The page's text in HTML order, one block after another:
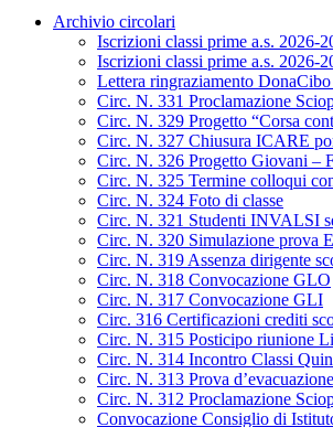
Archivio circolari
Iscrizioni classi prime a.s. 2026-
Iscrizioni classi prime a.s. 2026-
Lettera ringraziamento
Circ. N. 331 Proclamazione
Circ. N. 329 Progetto “Corsa
Circ. N. 327 Chiusura ICARE
Circ. N. 326 Progetto Giovani –
Circ. N. 325 Termine colloqui
Circ. N. 324 Foto di classe
Circ. N. 321 Studenti INVALSI
Circ. N. 320 Simulazione prova
Circ. N. 319 Assenza dirigente
Circ. N. 318 Convocazione GLO
Circ. N. 317 Convocazione GLI
Circ. 316 Certificazioni crediti
Circ. N. 315 Posticipo riunione
Circ. N. 314 Incontro Classi
Circ. N. 313 Prova
Circ. N. 312 Proclamazione
Convocazione Consiglio di